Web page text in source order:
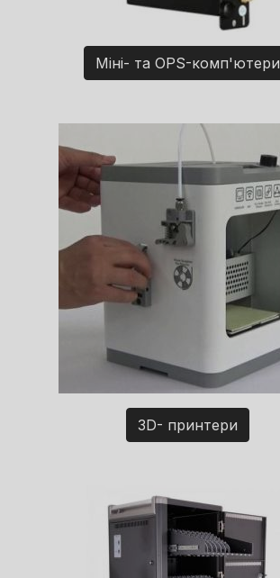
Міні- та OPS-комп'ютери
3D- принтери